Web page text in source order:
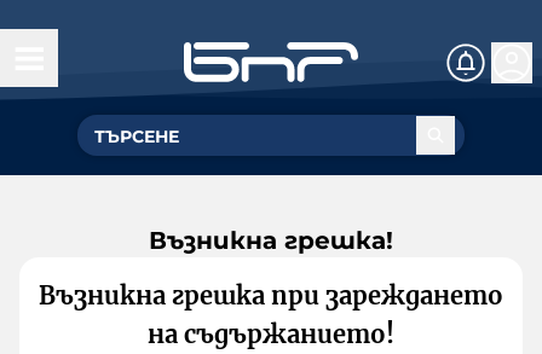
Възникна грешка!
Възникна грешка при зареждането
на съдържанието!